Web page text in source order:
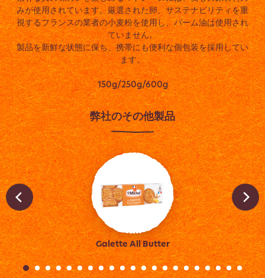
みが使用されています。厳選された卵、サステナビリティを重
視するフランスの業者の小麦粉を使用し、パーム油は使用され
ていません。
製品を新鮮な状態に保ち、携帯にも便利な個包装を採用してい
ます。
150g/250g/600g
弊社のその他製品
Galette All Butter